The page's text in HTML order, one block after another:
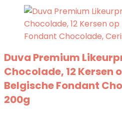
Duva Premium
Chocolade, 12 Kersen
Belgische Fondant
200g